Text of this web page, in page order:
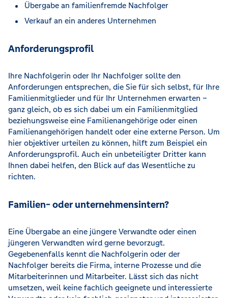
Übergabe an familienfremde Nachfolger
Verkauf an ein anderes Unternehmen
Anforderungsprofil
Ihre Nachfolgerin oder Ihr Nachfolger sollte den
Anforderungen entsprechen, die Sie für sich selbst, für Ihre
Familienmitglieder und für Ihr Unternehmen erwarten –
ganz gleich, ob es sich dabei um ein Familienmitglied
beziehungsweise eine Familienangehörige oder einen
Familienangehörigen handelt oder eine externe Person. Um
hier objektiver urteilen zu können, hilft zum Beispiel ein
Anforderungsprofil. Auch ein unbeteiligter Dritter kann
Ihnen dabei helfen, den Blick auf das Wesentliche zu
richten.
Familien- oder unternehmensintern?
Eine Übergabe an eine jüngere Verwandte oder einen
jüngeren Verwandten wird gerne bevorzugt.
Gegebenenfalls kennt die Nachfolgerin oder der
Nachfolger bereits die Firma, interne Prozesse und die
Mitarbeiterinnen und Mitarbeiter. Lässt sich das nicht
umsetzen, weil keine fachlich geeignete und interessierte